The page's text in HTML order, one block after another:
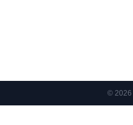
© 2026